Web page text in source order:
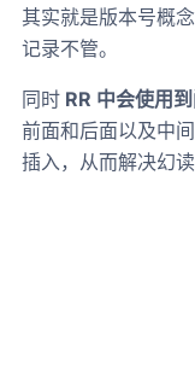
其实就是版本号概
记录不管。
同时 RR 中会使用
前面和后面以及中
插入，从而解决幻